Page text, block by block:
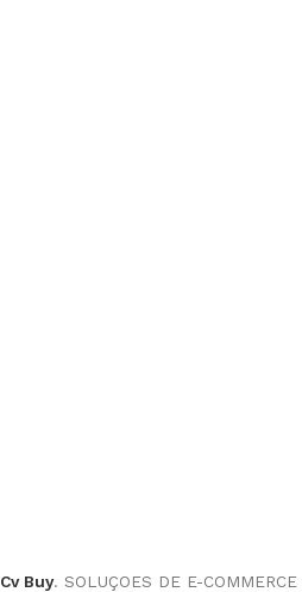
Cv Buy. SOLUÇOES DE E-COMMERCE